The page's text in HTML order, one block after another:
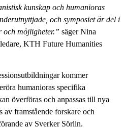
kunskap och humanioras
och symposiet är del i
och möjligheter.” säger Nina
KTH Future Humanities
kommer
humanioras specifika
överföras och anpassas till nya
av framstående forskare och
av Sverker Sörlin.